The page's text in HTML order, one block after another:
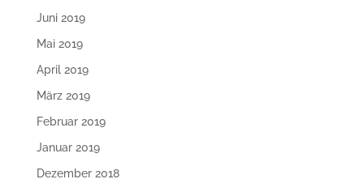
Juni 2019
Mai 2019
April 2019
März 2019
Februar 2019
Januar 2019
Dezember 2018